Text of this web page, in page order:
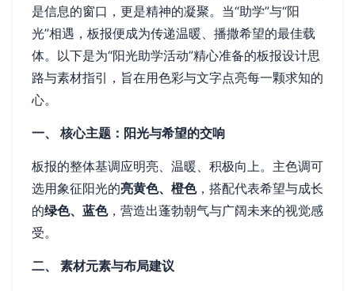
是信息的窗口，更是精神的凝聚。当“助学”与“阳
光”相遇，板报便成为传递温暖、播撒希望的最佳载
体。以下是为“阳光助学活动”精心准备的板报设计思
路与素材指引，旨在用色彩与文字点亮每一颗求知的
心。
一、 核心主题：阳光与希望的交响
板报的整体基调应明亮、温暖、积极向上。主色调可
选用象征阳光的亮黄色、橙色，搭配代表希望与成长
的绿色、蓝色，营造出蓬勃朝气与广阔未来的视觉感
受。
二、 素材元素与布局建议